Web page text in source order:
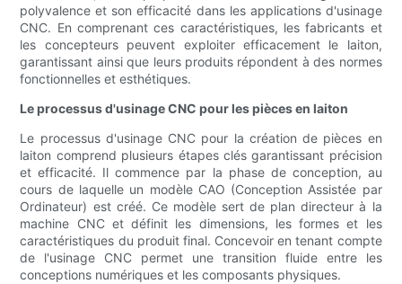
polyvalence et son efficacité dans les applications d'usinage
CNC. En comprenant ces caractéristiques, les fabricants et
les concepteurs peuvent exploiter efficacement le laiton,
garantissant ainsi que leurs produits répondent à des normes
fonctionnelles et esthétiques.
Le processus d'usinage CNC pour les pièces en laiton
Le processus d'usinage CNC pour la création de pièces en
laiton comprend plusieurs étapes clés garantissant précision
et efficacité. Il commence par la phase de conception, au
cours de laquelle un modèle CAO (Conception Assistée par
Ordinateur) est créé. Ce modèle sert de plan directeur à la
machine CNC et définit les dimensions, les formes et les
caractéristiques du produit final. Concevoir en tenant compte
de l'usinage CNC permet une transition fluide entre les
conceptions numériques et les composants physiques.